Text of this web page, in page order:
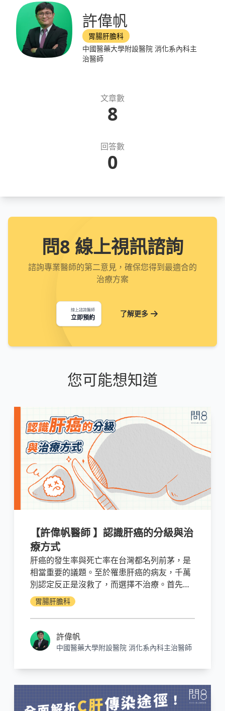
許偉帆
胃腸肝膽科
中國醫藥大學附設醫院 消化系內科主
治醫師
文章數
8
回答數
0
問8 線上視訊諮詢
諮詢專業醫師的第二意見，確保您得到最適合的
治療方案
線上諮詢醫師
立即預約 了解更多
您可能想知道
【許偉帆醫師 】認識肝癌的分級與治
療方式
肝癌的發生率與死亡率在台灣都名列前茅，是
相當重要的議題。至於罹患肝癌的病友，千萬
別認定反正是沒救了，而選擇不治療。首先，
就像一般癌症，肝癌也有分級，越輕微的復發
率自然越低，存活率也越高；再者，現在關於
肝癌的治療已經發展出許多治療模式，也有詳
細的指引，告訴我們各種症狀、影像發現、病
理切片結果等，會對應到什麼分級標準，並用
胃腸肝膽科
許偉帆
中國醫藥大學附設醫院 消化系內科主治醫師